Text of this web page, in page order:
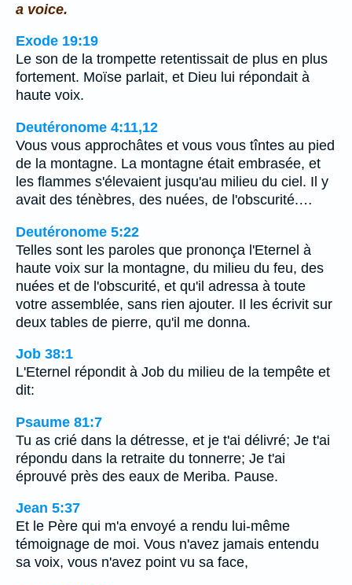
a voice.
Exode 19:19
Le son de la trompette retentissait de plus en plus
fortement. Moïse parlait, et Dieu lui répondait à
haute voix.
Deutéronome 4:11,12
Vous vous approchâtes et vous vous tîntes au pied
de la montagne. La montagne était embrasée, et
les flammes s'élevaient jusqu'au milieu du ciel. Il y
avait des ténèbres, des nuées, de l'obscurité.…
Deutéronome 5:22
Telles sont les paroles que prononça l'Eternel à
haute voix sur la montagne, du milieu du feu, des
nuées et de l'obscurité, et qu'il adressa à toute
votre assemblée, sans rien ajouter. Il les écrivit sur
deux tables de pierre, qu'il me donna.
Job 38:1
L'Eternel répondit à Job du milieu de la tempête et
dit:
Psaume 81:7
Tu as crié dans la détresse, et je t'ai délivré; Je t'ai
répondu dans la retraite du tonnerre; Je t'ai
éprouvé près des eaux de Meriba. Pause.
Jean 5:37
Et le Père qui m'a envoyé a rendu lui-même
témoignage de moi. Vous n'avez jamais entendu
sa voix, vous n'avez point vu sa face,